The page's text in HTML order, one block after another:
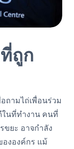
ถูก
ถามไถ่เพื่อนร่วม
นที่ทำงาน คนที่
ขยะ อาจกำลัง
งองค์กร แม้